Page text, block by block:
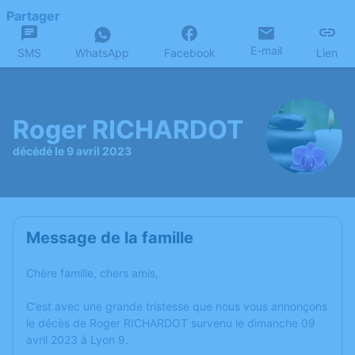
Partager
SMS WhatsApp Facebook E-mail Lien
Roger RICHARDOT
décédé le 9 avril 2023
Message de la famille
Chère famille, chers amis,
C’est avec une grande tristesse que nous vous annonçons
le décès de Roger RICHARDOT survenu le dimanche 09
avril 2023 à Lyon 9.